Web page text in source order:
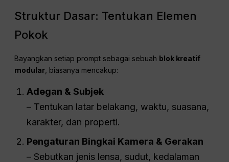
Struktur Dasar: Tentukan Elemen
Pokok
Bayangkan setiap prompt sebagai sebuah blok kreatif
modular , biasanya mencakup:
Adegan & Subjek
– Tentukan latar belakang, waktu, suasana,
karakter, dan properti.
Pengaturan Bingkai Kamera & Gerakan
– Sebutkan jenis lensa, sudut, kedalaman